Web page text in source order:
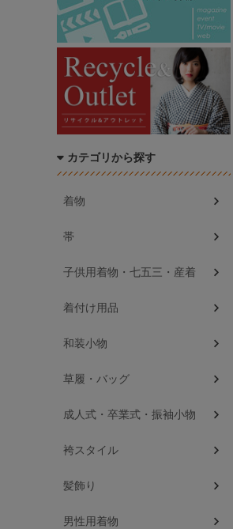
カテゴリから探す
着物
帯
子供用着物・七五三・産着
着付け用品
和装小物
草履・バッグ
成人式・卒業式・振袖小物
袴スタイル
髪飾り
男性用着物